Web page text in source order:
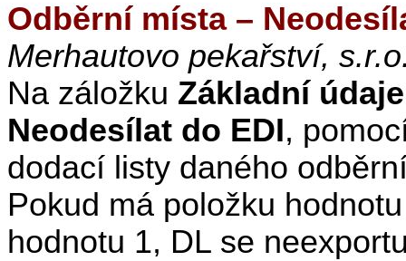
Odběrní místa –
Merhautovo pekařství,
Na záložku Základní údaje
Neodesílat do EDI,
dodací listy daného
Pokud má položku
hodnotu 1, DL se